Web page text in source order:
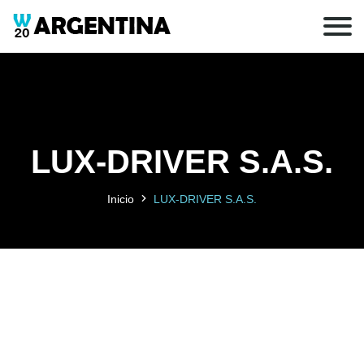
LUX-DRIVER S.A.S.
Inicio LUX-DRIVER S.A.S.